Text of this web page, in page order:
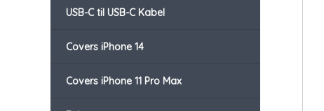
USB-C til USB-C Kabel
Covers iPhone 14
Covers iPhone 11 Pro Max